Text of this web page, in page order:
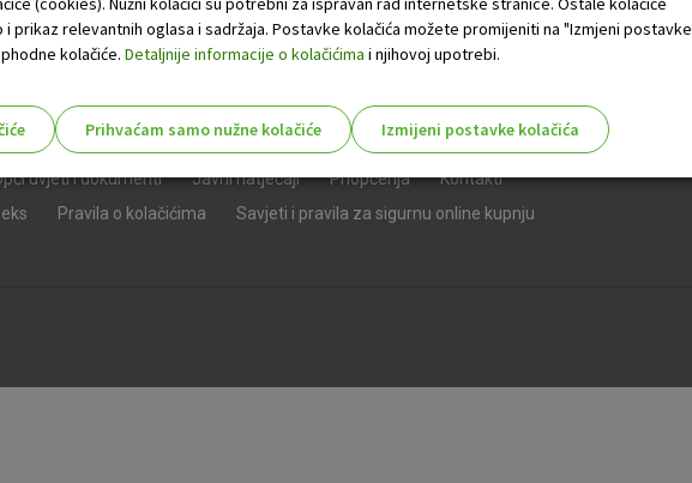
uvjeti i dokumenti Javni natječaji Priopćenja
Kontakti
Pravila o kolačićima
Savjeti i pravila za sigurnu online kupnju
prikaz relevantnih oglasa i sadržaja. Postavke kolačića možete promijeniti na "Izmjeni postavke
kolačiće. Detaljnije informacije o kolačićima i njihovoj upotrebi.
Prihvaćam samo nužne kolačiće
Izmijeni postavke kolačića